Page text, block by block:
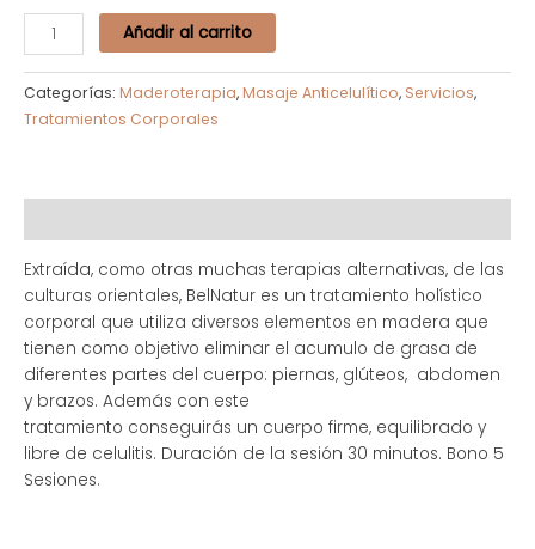
Añadir al carrito
Categorías: Maderoterapia,Masaje Anticelulítico, Servicios,
Tratamientos Corporales
Extraída, como otras muchas terapias alternativas, de las
culturas orientales, BelNatur es un tratamiento holístico
corporal que utiliza diversos elementos en madera que
tienen como objetivo eliminar el acumulo de grasa de
diferentes partes del cuerpo: piernas, glúteos, abdomen
y brazos. Además con este
tratamiento conseguirás un cuerpo firme, equilibrado y
libre de celulitis. Duración de la sesión 30 minutos. Bono 5
Sesiones.